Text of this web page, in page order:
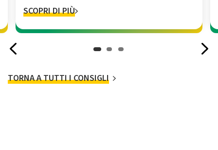
SCOPRI DI PIÙ
TORNA A TUTTI I CONSIGLI